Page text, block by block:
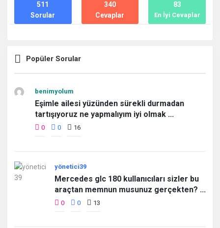
Sorular
511
Cevaplar
340
En İyi Cevaplar
83
Popüler Sorular
benimyolum
Eşimle ailesi yüzünden sürekli durmadan
tartışıyoruz ne yapmalıyım iyi olmak ...
0 0 16
yönetici39
Mercedes glc 180 kullanıcıları sizler bu
araçtan memnun musunuz gerçekten? ...
0 0 13